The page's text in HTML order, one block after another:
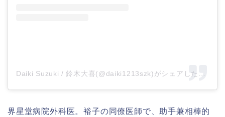
Daiki Suzuki / 鈴木大喜(@daiki1213szk)がシェアした投稿
界星堂病院外科医。裕子の同僚医師で、助手兼相棒的